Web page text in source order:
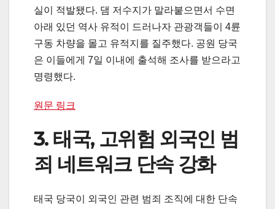
실이 적발됐다. 댐 저수지가 말라붙으면서 수면
아래 있던 역사 유적이 드러나자 관광객들이 4륜
구동 차량을 몰고 유적지를 질주했다. 공원 당국
은 이들에게 7일 이내에 출석해 조사를 받으라고
명령했다.
원문 링크
3. 태국, 고위험 외국인 범
죄 네트워크 단속 강화
태국 당국이 외국인 관련 범죄 조직에 대한 단속